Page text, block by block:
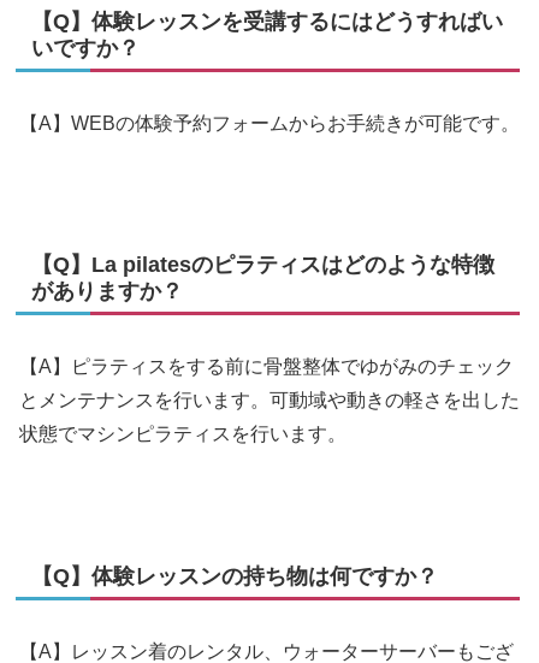
【Q】体験レッスンを受講するにはどうすればい
いですか？
【A】WEBの体験予約フォームからお手続きが可能です。
【Q】La pilatesのピラティスはどのような特徴
がありますか？
【A】ピラティスをする前に骨盤整体でゆがみのチェック
とメンテナンスを行います。可動域や動きの軽さを出した
状態でマシンピラティスを行います。
【Q】体験レッスンの持ち物は何ですか？
【A】レッスン着のレンタル、ウォーターサーバーもござ